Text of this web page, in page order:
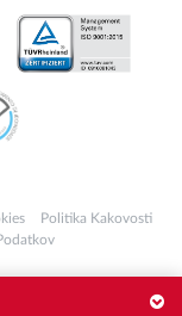
Politika Kakovosti